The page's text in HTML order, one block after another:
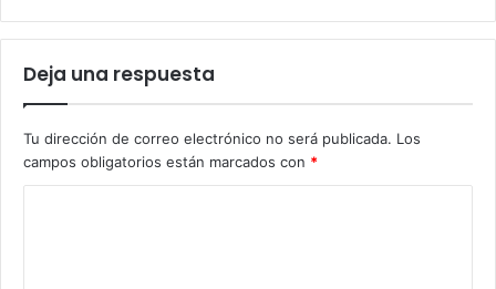
Deja una respuesta
Tu dirección de correo electrónico no será publicada. Los
campos obligatorios están marcados con *